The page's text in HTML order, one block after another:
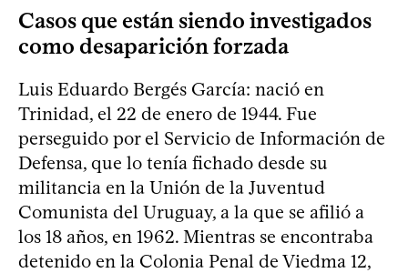
Casos que están siendo investigados
como desaparición forzada
Luis Eduardo Bergés García: nació en
Trinidad, el 22 de enero de 1944. Fue
perseguido por el Servicio de Información de
Defensa, que lo tenía fichado desde su
militancia en la Unión de la Juventud
Comunista del Uruguay, a la que se afilió a
los 18 años, en 1962. Mientras se encontraba
detenido en la Colonia Penal de Viedma 12,